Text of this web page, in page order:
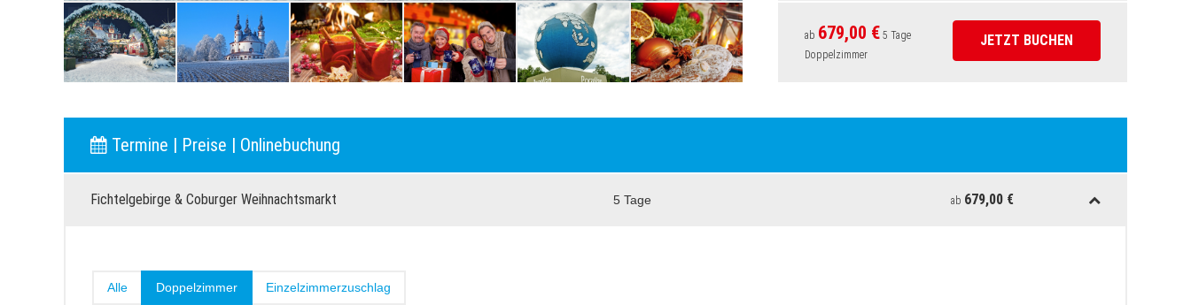
ab 679,00 € 5 Tage
Doppelzimmer
JETZT BUCHEN
Termine | Preise | Onlinebuchung
Fichtelgebirge & Coburger Weihnachtsmarkt 5 Tage ab 679,00 €
Alle Doppelzimmer Einzelzimmerzuschlag